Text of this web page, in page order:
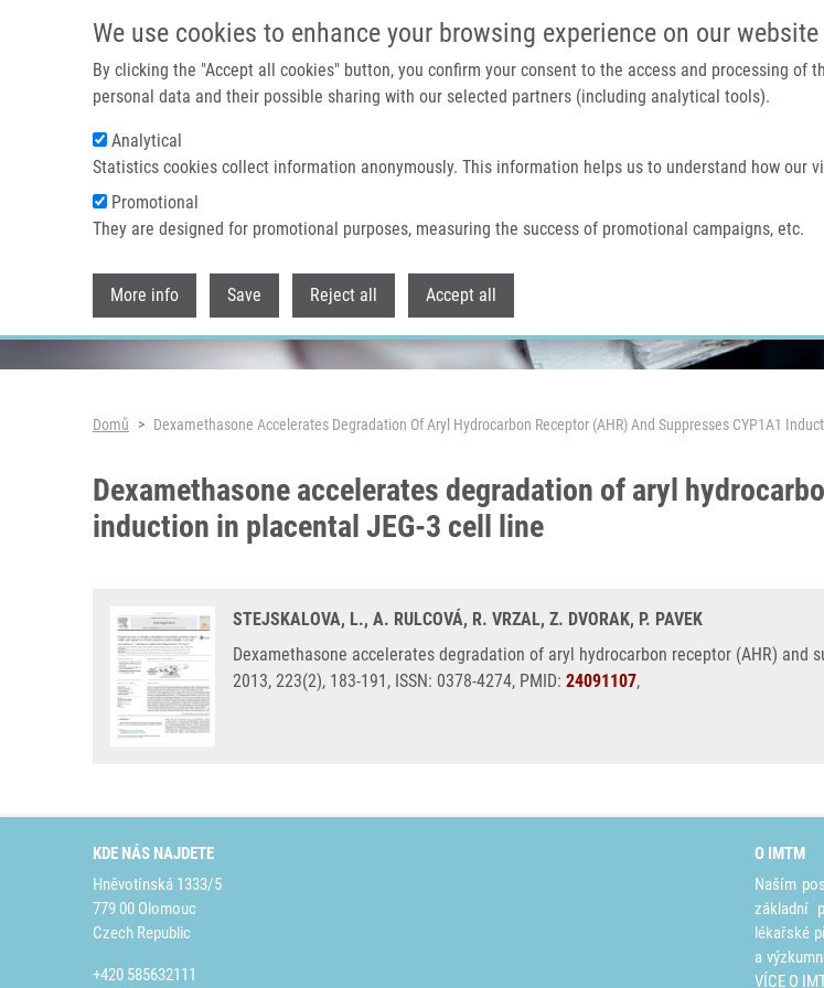
We use cookies to enhance your browsing experience on our website
By clicking the "Accept all cookies" button, you confirm your consent to the access and processing of
personal data and their possible sharing with our selected partners (including analytical tools).
Analytical
Statistics cookies collect information anonymously. This information helps us to understand how our
Promotional
They are designed for promotional purposes, measuring the success of promotional campaigns, etc.
More info Save Reject all Accept all
Domů O nás
Header image
Drobečková navigace
Domů Dexamethasone Accelerates Degradation Of Aryl Hydrocarbon Receptor (AHR) And Suppresses CYP1A1
Dexamethasone accelerates degradation of aryl
induction in placental JEG-3 cell line
STEJSKALOVA, L., A. RULCOVÁ, R. VRZAL, Z. DVORAK, P. PAVEK
Dexamethasone accelerates degradation of aryl hydrocarbon receptor (AHR)
2013, 223(2), 183-191, ISSN: 0378-4274, PMID: 24091107,
KDE NÁS NAJDETE
Hněvotínská 1333/5
779 00 Olomouc
Czech Republic
+420 585632111
O IMTM
Naším
základní
lékařské
a
VÍCE O